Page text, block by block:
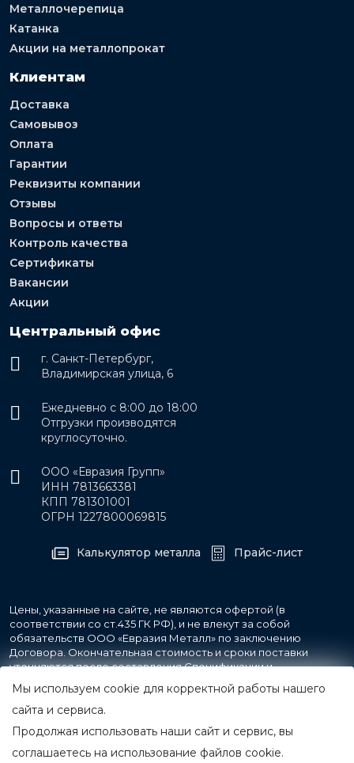
Металлочерепица
Катанка
Акции на металлопрокат
Клиентам
Доставка
Самовывоз
Оплата
Гарантии
Реквизиты компании
Отзывы
Вопросы и ответы
Контроль качества
Сертификаты
Вакансии
Акции
Центральный офис
г. Санкт-Петербург,
Владимирская улица, 6
Ежедневно с 8:00 до 18:00
Отгрузки производятся
круглосуточно.
ООО «Евразия Групп»
ИНН 7813663381
КПП 781301001
ОГРН 1227800069815
Калькулятор металла Прайс-лист
Цены, указанные на сайте, не являются офертой (в
соответствии со ст.435 ГК РФ), и не влекут за собой
обязательств ООО «Евразия Металл» по заключению
Договора. Окончательная стоимость и сроки поставки
уточняются после составления Спецификации и
фиксируются в Счете на оплату, а также Спецификации на
поставку товара.
© 2007-2026 Все права защищены.
ООО «Евразия Металл»
Мы используем cookie для корректной работы нашего
сайта и сервиса.
Продолжая использовать наши сайт и сервис, вы
соглашаетесь на использование файлов cookie.